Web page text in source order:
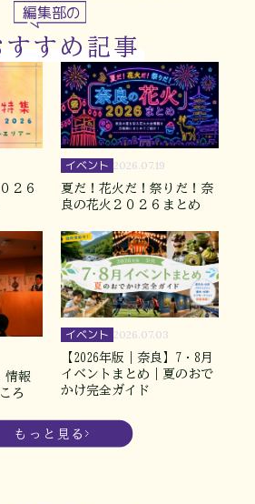
編集部の
すすめ記事
２６
イベント 2026.07.19
夏だ！花火だ！祭りだ！奈
良の花火２０２６まとめ
情報
ろ
イベント 2026.07.03
【2026年版｜奈良】7・8月
イベントまとめ｜夏のおで
かけ完全ガイド
もっと見る